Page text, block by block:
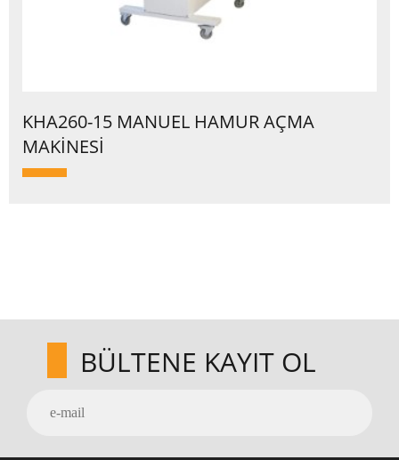
KHA260-15 MANUEL HAMUR AÇMA
MAKİNESİ
BÜLTENE KAYIT OL